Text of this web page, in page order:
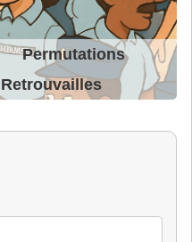
Permutations
Retrouvailles